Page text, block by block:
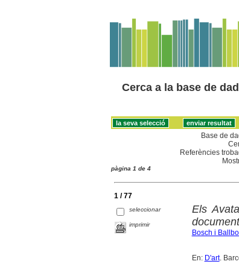
Cerca a la base de
Base de
Referències
pàgina 1 de 4
1 / 77
seleccionar
imprimir
Els
Bosch i
En: D'art.